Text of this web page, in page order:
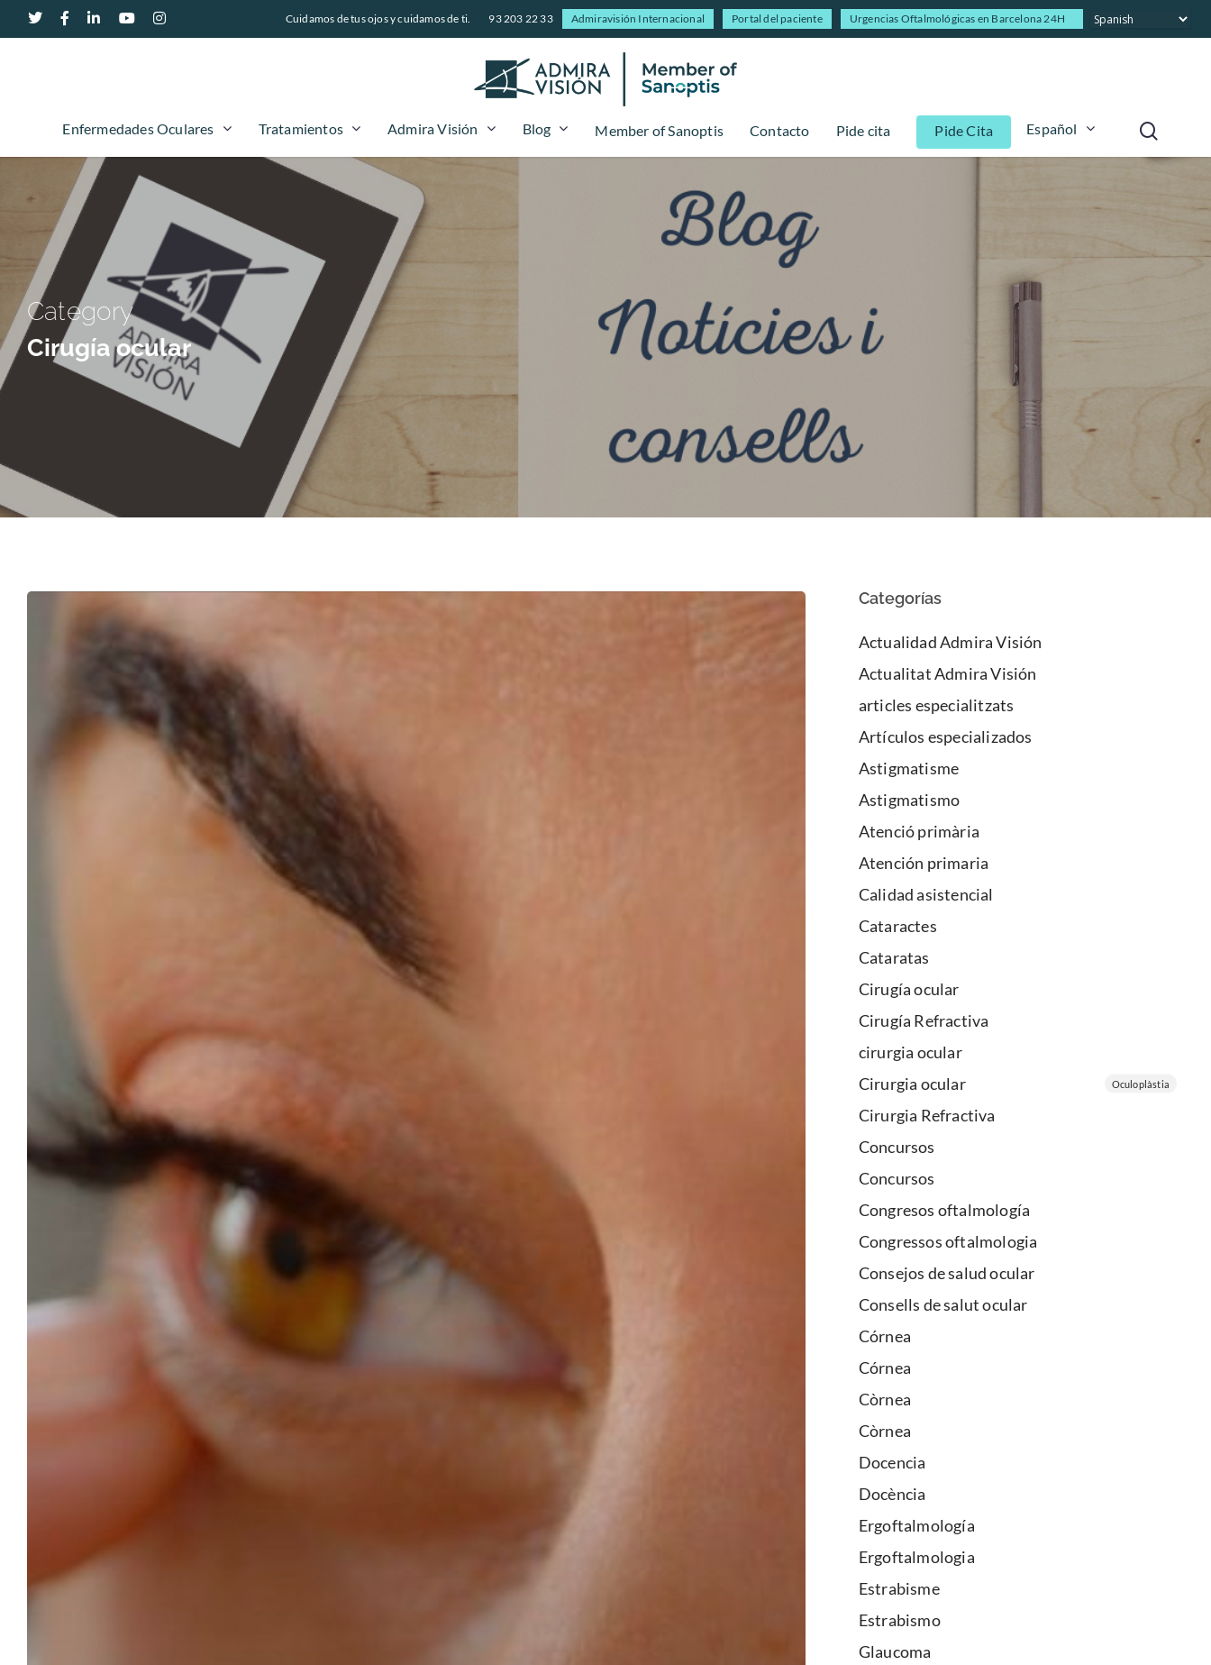
Cuidamos de tus ojos y cuidamos de ti. 93 203 22 33 Admiravisión Internacional Portal del paciente Urgencias Oftalmológicas en Barcelona 24H
Hit enter to search or ESC to close
Enfermedades Oculares Tratamientos Admira Visión Blog Member of Sanoptis Contacto Pide cita Pide Cita Español
Category
Cirugía ocular
Categorías
Actualidad Admira Visión
Actualitat Admira Visión
articles especialitzats
Artículos especializados
Astigmatisme
Astigmatismo
Atenció primària
Atención primaria
Calidad asistencial
Cataractes
Cataratas
Cirugía ocular
Cirugía Refractiva
cirurgia ocular
Cirurgia ocular
Oculoplàstia
Cirurgia Refractiva
Concursos
Concursos
Congresos oftalmología
Congressos oftalmologia
Consejos de salud ocular
Consells de salut ocular
Córnea
Córnea
Còrnea
Còrnea
Docencia
Docència
Ergoftalmología
Ergoftalmologia
Estrabisme
Estrabismo
Glaucoma